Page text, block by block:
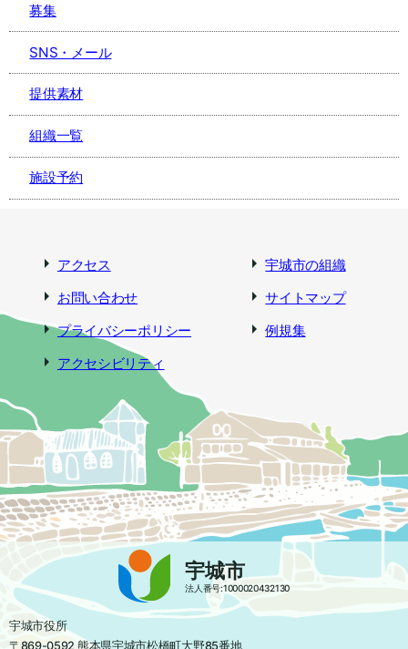
募集
SNS・メール
提供素材
組織一覧
施設予約
アクセス
宇城市の組織
お問い合わせ
サイトマップ
プライバシーポリシー
例規集
アクセシビリティ
宇城市
法人番号:1000020432130
宇城市役所
〒869-0592 熊本県宇城市松橋町大野85番地